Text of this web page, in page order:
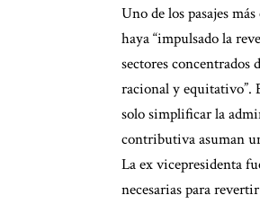
Uno de los pasajes
haya “impulsado la
sectores concentrados
racional y equitativo”.
solo simplificar la
contributiva asuman
La ex vicepresidenta
necesarias para